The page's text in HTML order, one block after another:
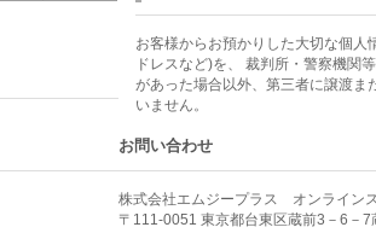
お客様からお預かりした大切な個人
ドレスなど)を、 裁判所・警察機関
があった場合以外、第三者に譲渡ま
いません。
お問い合わせ
株式会社エムジープラス オンライン
〒111-0051 東京都台東区蔵前3－6－7